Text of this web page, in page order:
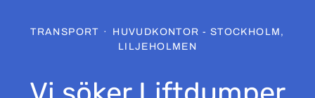
TRANSPORT ·
HUVUDKONTOR - STOCKHOLM,
LILJEHOLMEN